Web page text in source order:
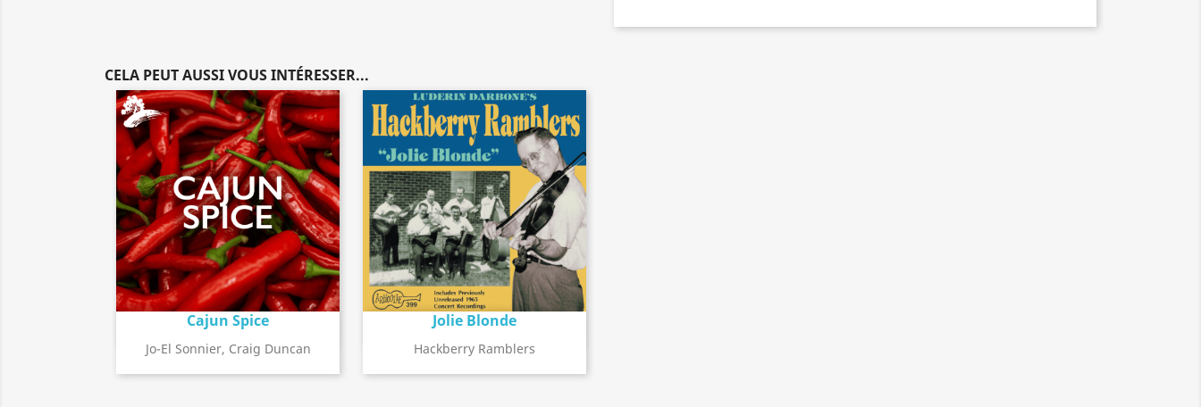
CELA PEUT AUSSI VOUS INTÉRESSER...
Cajun Spice
Jo-El Sonnier, Craig Duncan
Détail de l'album Jolie Blonde
Hackberry Ramblers
Détail de l'album